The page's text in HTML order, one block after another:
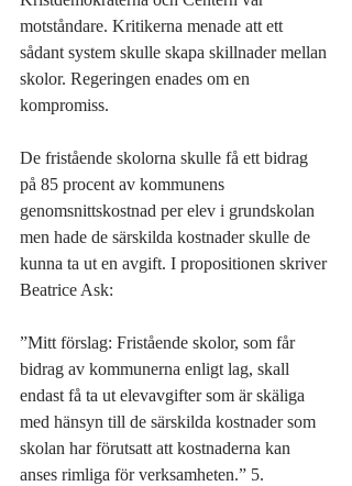
motståndare. Kritikerna menade att ett
sådant system skulle skapa skillnader mellan
skolor. Regeringen enades om en
kompromiss.
De fristående skolorna skulle få ett bidrag
på 85 procent av kommunens
genomsnittskostnad per elev i grundskolan
men hade de särskilda kostnader skulle de
kunna ta ut en avgift. I propositionen skriver
Beatrice Ask:
”Mitt förslag: Fristående skolor, som får
bidrag av kommunerna enligt lag, skall
endast få ta ut elevavgifter som är skäliga
med hänsyn till de särskilda kostnader som
skolan har förutsatt att kostnaderna kan
anses rimliga för verksamheten.” 5.